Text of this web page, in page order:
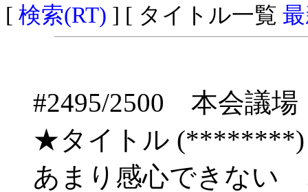
[ 検索(RT) ] [ タイトル一覧
#2495/2500 本会
★タイトル (********)
あまり感心できな